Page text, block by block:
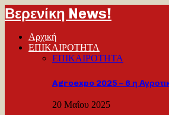
Βερενίκη News!
Αρχική
ΕΠΙΚΑΙΡΟΤΗΤΑ
ΕΠΙΚΑΙΡΟΤΗΤΑ
Agroexpo 2025 – 6 η
20 Μαΐου 2025